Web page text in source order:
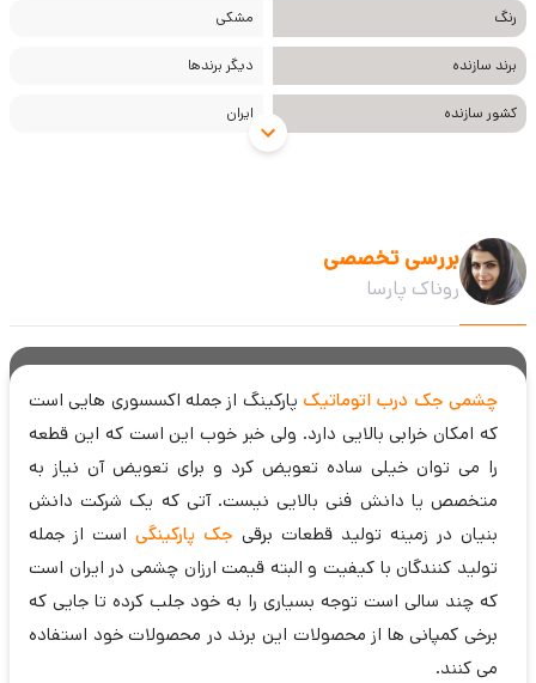
رنگ مشکی
برند سازنده دیگر برندها
کشور سازنده ایران
بررسی تخصصی
روناک پارسا
چشمی جک درب اتوماتیک پارکینگ از جمله اکسسوری هایی است
که امکان خرابی بالایی دارد. ولی خبر خوب این است که این قطعه
را می توان خیلی ساده تعویض کرد و برای تعویض آن نیاز به
متخصص یا دانش فنی بالایی نیست. آتی که یک شرکت دانش
بنیان در زمینه تولید قطعات برقی جک پارکینگی است از جمله
تولید کنندگان با کیفیت و البته قیمت ارزان چشمی در ایران است
که چند سالی است توجه بسیاری را به خود جلب کرده تا جایی که
برخی کمپانی ها از محصولات این برند در محصولات خود استفاده
می کنند.